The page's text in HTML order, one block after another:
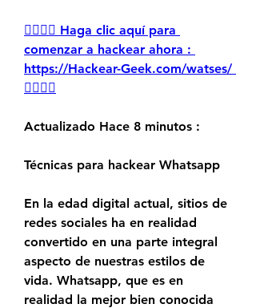
👉🏻👉🏻 Haga clic aquí para
comenzar a hackear ahora :
https://Hackear-Geek.com/watses/
👈🏻👈🏻
Actualizado Hace 8 minutos :
Técnicas para hackear Whatsapp
En la edad digital actual, sitios de
redes sociales ha en realidad
convertido en una parte integral
aspecto de nuestras estilos de
vida. Whatsapp, que es en
realidad la mejor bien conocida